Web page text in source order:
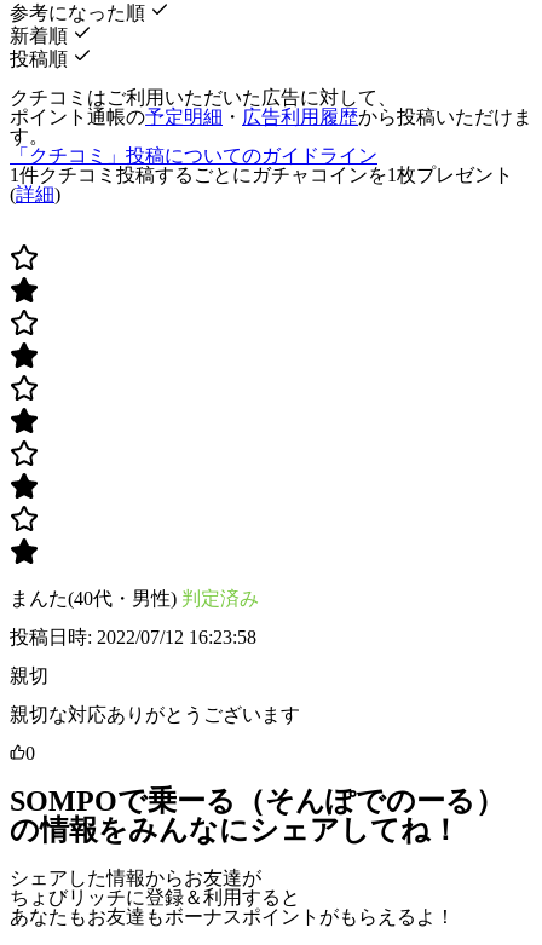
参考になった順
新着順
投稿順
クチコミはご利用いただいた広告に対して、
ポイント通帳の予定明細 ・ 広告利用履歴から投稿いただけま
す。
「クチコミ」投稿についてのガイドライン
1件クチコミ投稿するごとに ガチャコインを1枚プレゼント
(詳細)
まんた(40代・男性) 判定済み
投稿日時: 2022/07/12 16:23:58
親切
親切な対応ありがとうございます
0
SOMPOで乗ーる（そんぽでのーる）
の情報をみんなにシェアしてね！
シェアした情報からお友達が
ちょびリッチに登録＆利用すると
あなたもお友達もボーナスポイント がもらえるよ！